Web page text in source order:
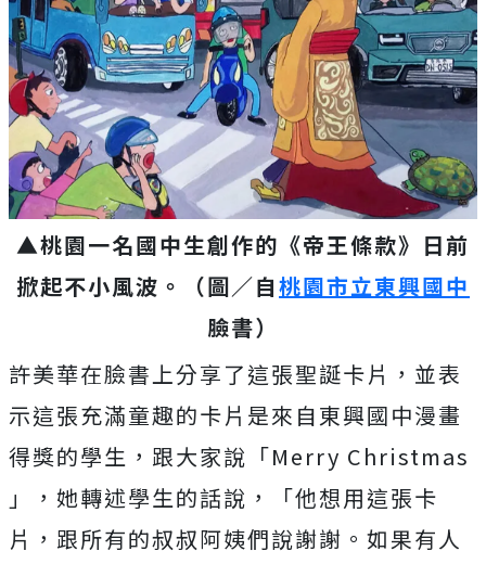
▲桃園一名國中生創作的《帝王條款》日前
掀起不小風波。（圖／自桃園市立東興國中
臉書）
許美華在臉書上分享了這張聖誕卡片，並表
示這張充滿童趣的卡片是來自東興國中漫畫
得獎的學生，跟大家說「Merry Christmas
」，她轉述學生的話說，「他想用這張卡
片，跟所有的叔叔阿姨們說謝謝。如果有人